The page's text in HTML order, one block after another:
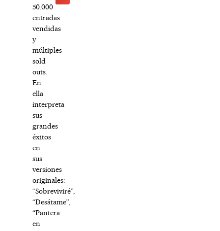
50.000
entradas
vendidas
y
múltiples
sold
outs.
En
ella
interpreta
sus
grandes
éxitos
en
sus
versiones
originales:
“Sobreviviré”,
“Desátame”,
“Pantera
en